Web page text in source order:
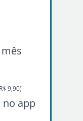
9,90)
no app